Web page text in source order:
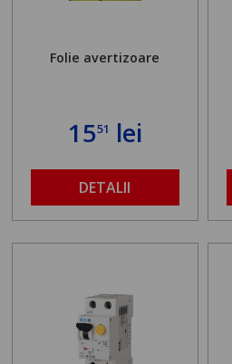
Folie avertizoare
1551 lei
DETALII